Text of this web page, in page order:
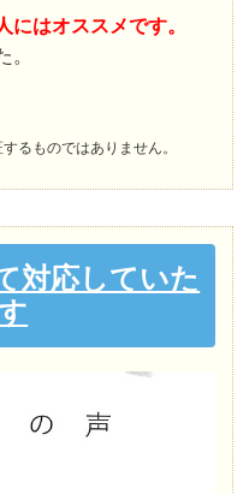
にはオススメです。
。
るものではありません。
対応していた